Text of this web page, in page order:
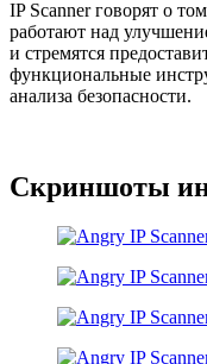
IP Scanner говорят о
работают над
и стремятся
функциональные
анализа безопасности.
Скриншоты